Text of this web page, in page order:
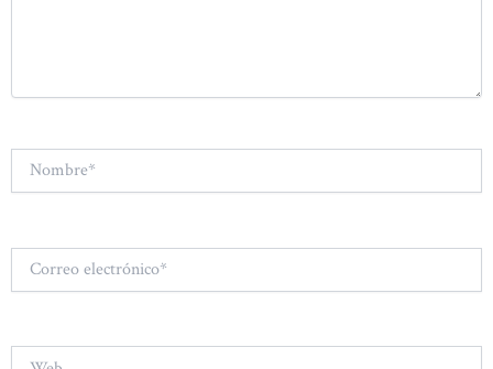
Nombre*
electrónico*